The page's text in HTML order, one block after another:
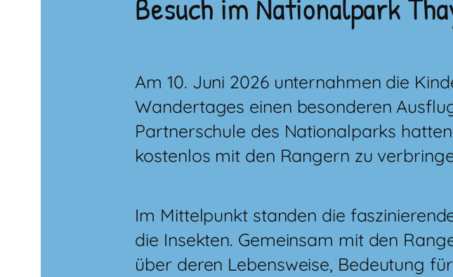
Am 10. Juni 2026 unternahmen die
Wandertages einen besonderen
Partnerschule des Nationalparks
kostenlos mit den Rangern zu
Im Mittelpunkt standen die
die Insekten. Gemeinsam mit den
über deren Lebensweise, Bedeutung